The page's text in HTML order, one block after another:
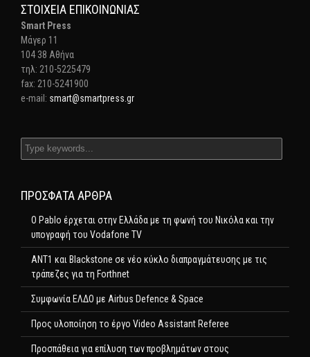
ΣΤΟΙΧΕΊΑ ΕΠΙΚΟΙΝΩΝΊΑΣ
Smart Press
Mάγερ 11
104 38 Αθήνα
τηλ: 210-5225479
fax: 210-5241900
e-mail: smart@smartpress.gr
ΠΡΌΣΦΑΤΑ ΆΡΘΡΑ
Ο Pablo έρχεται στην Ελλάδα με τη φωνή του Νικόλα και την
υπογραφή του Vodafone TV
ΑΝΤ1 και Blackstone σε νέο κύκλο διαπραγμάτευσης με τις
τράπεζες για τη Forthnet
Συμφωνία ΕΛΔΟ με Airbus Defence & Space
Προς υλοποίηση το έργο Video Assistant Referee
Προσπάθεια για επίλυση των προβλημάτων στους